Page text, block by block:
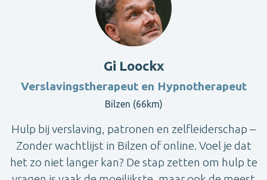
Gi Loockx
Verslavingstherapeut en Hypnotherapeut
Bilzen (66km)
Hulp bij verslaving, patronen en zelfleiderschap –
Zonder wachtlijst in Bilzen of online. Voel je dat
het zo niet langer kan? De stap zetten om hulp te